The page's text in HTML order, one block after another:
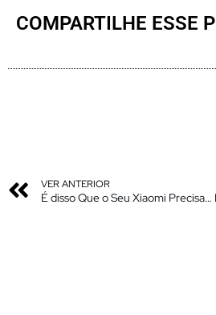
COMPARTILHE ESSE
VER ANTERIOR
É disso Que o Seu Xiaomi Precisa…